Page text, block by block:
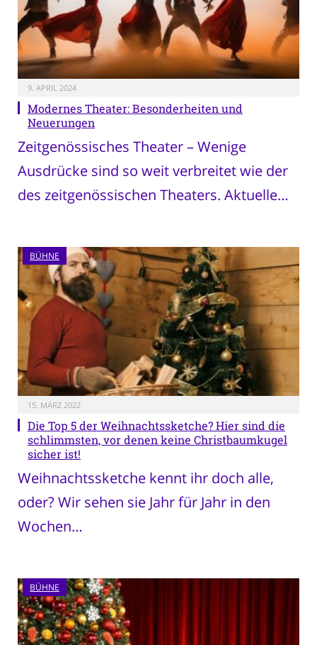
9. APRIL 2024
Modernes Theater: Besonderheiten und
Neuerungen
Zeitgenössisches Theater – Wenige
Ausdrücke sind so weit verbreitet wie der
des zeitgenössischen Theaters. Aktuelle…
BÜHNE
15. MÄRZ 2022
Die Top 5 der Weihnachtssketche? Hier sind die
schlimmsten, vor denen keine Christbaumkugel
sicher ist!
Weihnachtssketche kennt ihr doch alle,
oder? Wir sehen sie Jahr für Jahr in den
Wochen…
BÜHNE